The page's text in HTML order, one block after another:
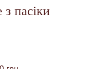
з пасіки